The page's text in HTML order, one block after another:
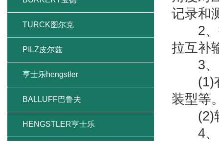
记录和
2、按
拉互补
3、
(1)有
装型等
(2)轴
4、以
TURCK图尔克
PILZ皮尔兹
亨士乐hengstler
BALLUFF巴鲁夫
HENGSTLER亨士乐